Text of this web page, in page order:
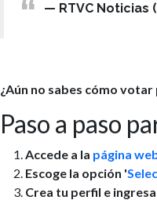
— RTVC Noticias
¿Aún no sabes cómo
Paso a paso
Accede a la página
Escoge la opción '
Crea tu perfil e